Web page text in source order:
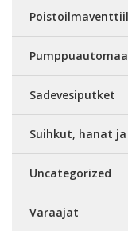
Sadevesiputket
Suihkut, hanat
Uncategorized
Varaajat